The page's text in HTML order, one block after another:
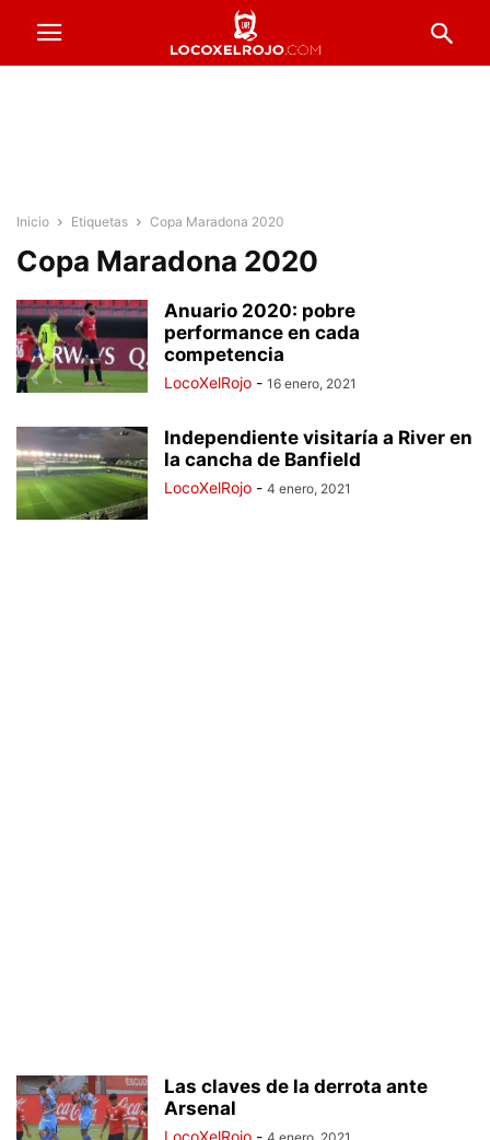
Inicio Etiquetas Copa Maradona 2020
Copa Maradona 2020
Anuario 2020: pobre
performance en cada
competencia
LocoXelRojo - 16 enero, 2021
Independiente visitaría a River en
la cancha de Banfield
LocoXelRojo - 4 enero, 2021
Las claves de la derrota ante
Arsenal
LocoXelRojo -